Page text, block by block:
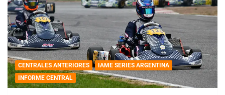
CENTRALES ANTERIORES
IAME SERIES ARGENTINA
INFORME CENTRAL